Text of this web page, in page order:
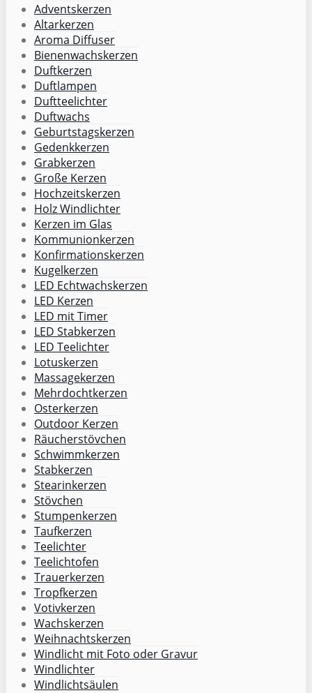
Adventskerzen
Altarkerzen
Aroma Diffuser
Bienenwachskerzen
Duftkerzen
Duftlampen
Duftteelichter
Duftwachs
Geburtstagskerzen
Gedenkkerzen
Grabkerzen
Große Kerzen
Hochzeitskerzen
Holz Windlichter
Kerzen im Glas
Kommunionkerzen
Konfirmationskerzen
Kugelkerzen
LED Echtwachskerzen
LED Kerzen
LED mit Timer
LED Stabkerzen
LED Teelichter
Lotuskerzen
Massagekerzen
Mehrdochtkerzen
Osterkerzen
Outdoor Kerzen
Räucherstövchen
Schwimmkerzen
Stabkerzen
Stearinkerzen
Stövchen
Stumpenkerzen
Taufkerzen
Teelichter
Teelichtofen
Trauerkerzen
Tropfkerzen
Votivkerzen
Wachskerzen
Weihnachtskerzen
Windlicht mit Foto oder Gravur
Windlichter
Windlichtsäulen